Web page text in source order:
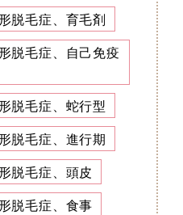
脱毛症、育毛剤
脱毛症、自己免疫
脱毛症、蛇行型
脱毛症、進行期
脱毛症、頭皮
脱毛症、食事